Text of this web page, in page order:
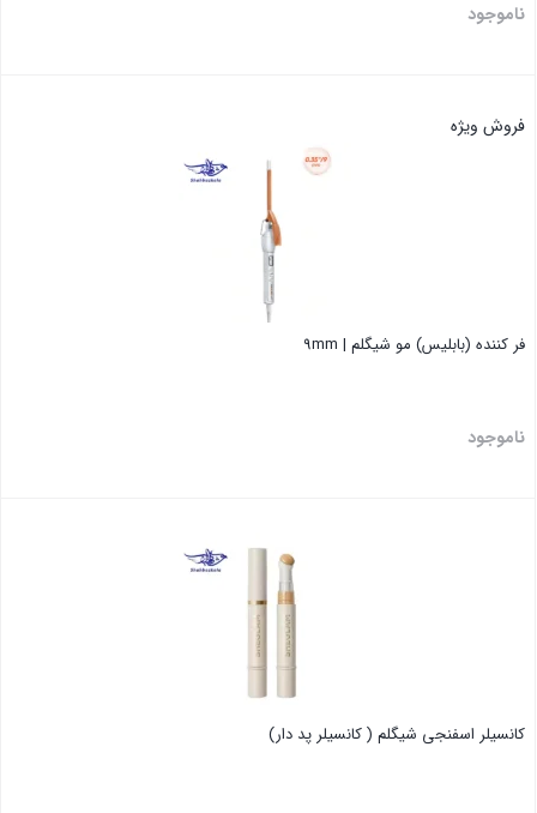
ناموجود
فروش ویژه
فر کننده (بابلیس) مو شیگلم | 9mm
ناموجود
کانسیلر اسفنجی شیگلم ( کانسیلر پد دار)